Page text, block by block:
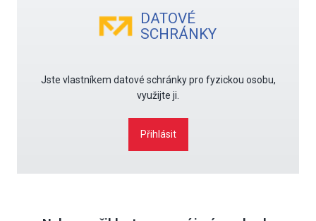
DATOVÉ
SCHRÁNKY
Jste vlastníkem datové schránky pro fyzickou osobu,
využijte ji.
Přihlásit